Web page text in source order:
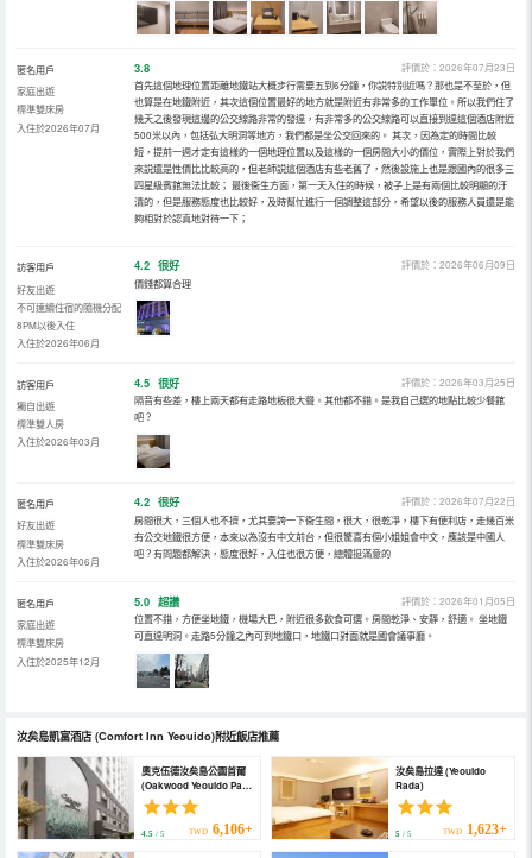
匿名用戶
家庭出遊
標準雙床房
入住於2026年07月
3.8
評價於：2026年07月23日
首先這個地理位置距離地鐵站大概步行需要五到6分鐘，你説特別近嗎？那也是不至於，但
也算是在地鐵附近，其次這個位置最好的地方就是附近有非常多的工作單位。所以我們住了
幾天之後發現這邊的公交線路非常的發達，有非常多的公交線路可以直接到達這個酒店附近
500米以內，包括弘大明洞等地方，我們都是坐公交回來的。 其次，因為定的時間比較
短，提前一週才定有這樣的一個地理位置以及這樣的一個房間大小的價位，實際上對於我們
來説還是性價比比較高的，但老師説這個酒店有些老舊了，然後設施上也是跟國內的很多三
四星級賓館無法比較； 最後衞生方面，第一天入住的時候，被子上是有兩個比較明顯的汙
漬的，但是服務態度也比較好，及時幫忙進行一個調整這部分，希望以後的服務人員還是能
夠相對於認真地對待一下；
訪客用戶
好友出遊
不可連續住宿的隨機分配
8PM以後入住
入住於2026年06月
4.2 很好
評價於：2026年06月09日
價錢都算合理
訪客用戶
獨自出遊
標準雙人房
入住於2026年03月
4.5 很好
評價於：2026年03月25日
隔音有些差，樓上兩天都有走路地板很大聲。其他都不錯。是我自己選的地點比較少餐館
吧？
匿名用戶
好友出遊
標準雙床房
入住於2026年06月
4.2 很好
評價於：2026年07月22日
房間很大，三個人也不擠，尤其要誇一下衞生間，很大，很乾凈，樓下有便利店，走幾百米
有公交地鐵很方便，本來以為沒有中文前台，但很驚喜有個小姐姐會中文，應該是中國人
吧？有問題都解決，態度很好，入住也很方便，總體挺滿意的
匿名用戶
家庭出遊
標準雙床房
入住於2025年12月
5.0 超讚
評價於：2026年01月05日
位置不錯，方便坐地鐵，機場大巴，附近很多飲食可選。房間乾淨、安靜，舒適。 坐地鐵
可直達明洞。走路5分鐘之內可到地鐵口，地鐵口對面就是國會議事廳。
汝矣島凱富酒店(Comfort Inn Yeouido)附近飯店推薦
奧克伍德汝矣島公園首爾
(Oakwood Yeouido Park
Seoul)
4.5 / 5 TWD 6,106+
汝矣島拉達 (Yeouido
Rada)
5/ 5 TWD 1,623+